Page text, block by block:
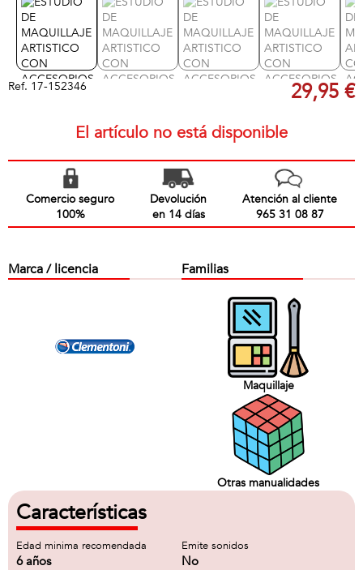
Ref. 17-152346 29,95 €
El artículo no está disponible
Comercio seguro
100%
Devolución
en 14 días
Atención al cliente
965 31 08 87
Marca / licencia Familias
Maquillaje
Otras manualidades
Características
Edad minima recomendada
6 años
Emite sonidos
No